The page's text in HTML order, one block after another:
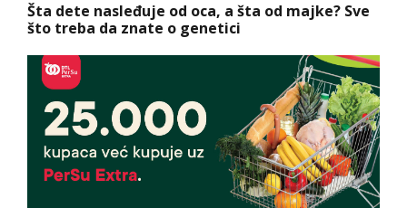
Šta dete nasleđuje od oca, a šta od majke? Sve
što treba da znate o genetici